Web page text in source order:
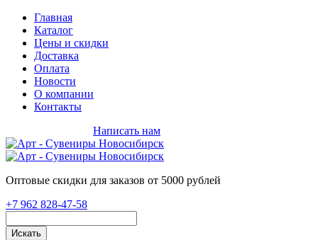
Главная
Каталог
Цены и скидки
Доставка
Оплата
Новости
О компании
Контакты
Написать нам
Оптовые скидки для заказов от 5000 рублей
+7 962 828-47-58
Искать